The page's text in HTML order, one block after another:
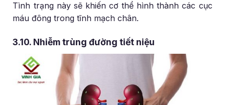
Tình trạng này sẽ khiến cơ thể hình thành các cục
máu đông trong tĩnh mạch chân.
3.10. Nhiễm trùng đường tiết niệu